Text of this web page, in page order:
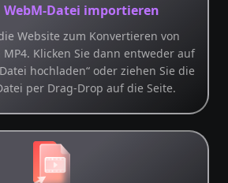
Datei importieren
Website zum Konvertieren von
Klicken Sie dann entweder auf
hochladen“ oder ziehen Sie die
per Drag-Drop auf die Seite.